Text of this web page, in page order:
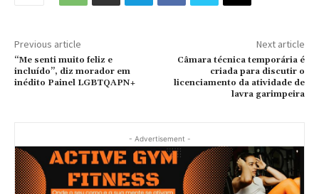
Previous article
“Me senti muito feliz e
incluído”, diz morador em
inédito Painel LGBTQAPN+
Next article
Câmara técnica temporária é
criada para discutir o
licenciamento da atividade de
lavra garimpeira
- Advertisement -